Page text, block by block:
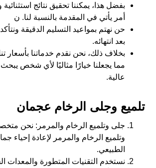
بفضل هذا، يمكننا تحقيق نتائج
أمر يأتي في المقدمة بالنسبة لنا. ن
حن نهتم بمواعيد التسليم الدقيقة
بعد انتهائه.
بخلاف ذلك، نحن نقدم خدماتنا بأسعار
مما يجعلنا خيارًا مثاليًا لأي شخص
عالية.
تلميع وجلى الرخام عجمان
جلى وتلميع الرخام والمرمر: نحن
وتلميع الرخام والمرمر لإعادة إحياء
الطبيعي.
نستخدم التقنيات المتطورة والمعدات